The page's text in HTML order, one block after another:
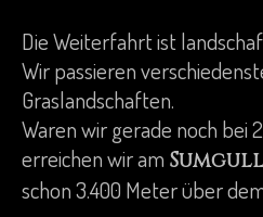
Die Weiterfahrt ist
Wir passieren
Graslandschaften.
Waren wir gerade noch bei
erreichen wir am
schon 3.400 Meter über